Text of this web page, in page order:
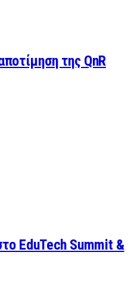
της QnR
EduTech Summit &